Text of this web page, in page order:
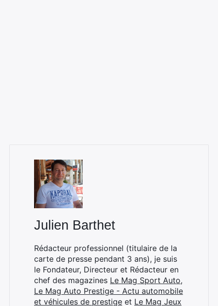
Julien Barthet
Rédacteur professionnel (titulaire de la
carte de presse pendant 3 ans), je suis
le Fondateur, Directeur et Rédacteur en
chef des magazines Le Mag Sport Auto,
Le Mag Auto Prestige - Actu automobile
et véhicules de prestige et Le Mag Jeux
Rechercher